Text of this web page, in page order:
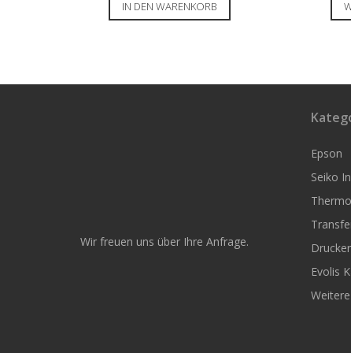
IN DEN WARENKORB
Wir freuen uns über Ihre Anfrage.
Epson
Seiko
Drucker
Evolis